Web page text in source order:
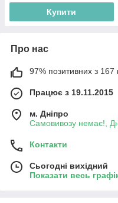
Купити
Про нас
97% позитивних з 167
Працює з 19.11.2015
м. Дніпро
Самовивозу немає!,
Контакти
Сьогодні вихідний
Показати весь